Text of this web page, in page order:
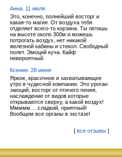
Анна. 11 июля
Это, конечно, полнейший восторг и
какая-то магия. От воздуха тебя
отделяет всего-то корзина. Ты летишь
на высоте около 300м и можешь
потрогать воздух, нет никакой
железной кабины и стекол. Свободный
полет. Эмоций куча. Кайф
невероятный.
Ксения. 28 июня
Яркое, красочное и захватывающее
утро в чудесной компании. Это уроган
эмоций, восторг от птичего пения,
наслаждение от видов которые
открываются сверху, а какой воздух!
Ммммм.... сладкий, приятный!
Вообщем все органы в экстазе!
[ все отзывы ]